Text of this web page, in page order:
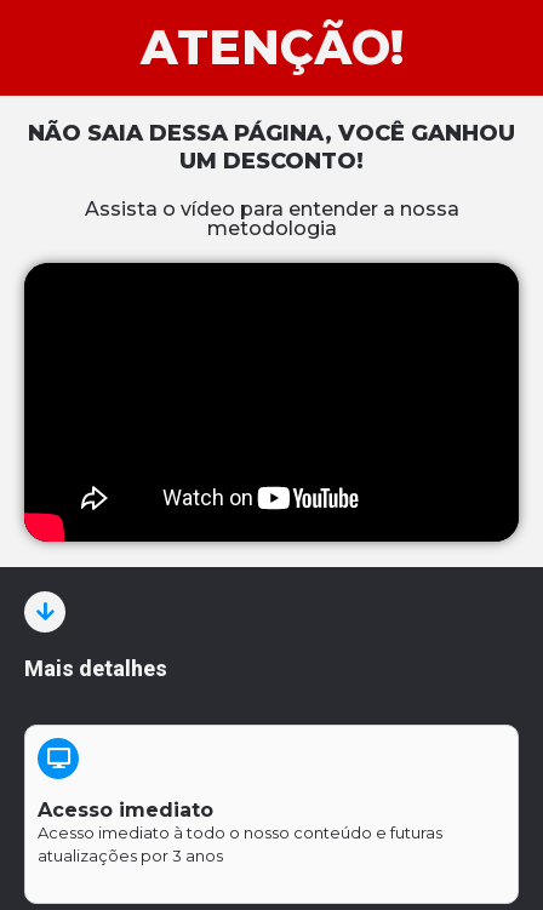
ATENÇÃO!
NÃO SAIA DESSA PÁGINA, VOCÊ GANHOU
UM DESCONTO!
Assista o vídeo para entender a nossa
metodologia
Mais detalhes
Acesso imediato
Acesso imediato à todo o nosso conteúdo e futuras
atualizações por 3 anos